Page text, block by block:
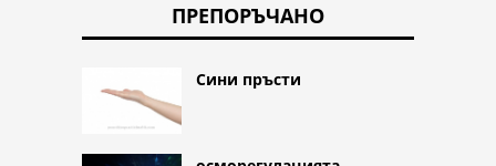
ПРЕПОРЪЧАНО
Сини пръсти